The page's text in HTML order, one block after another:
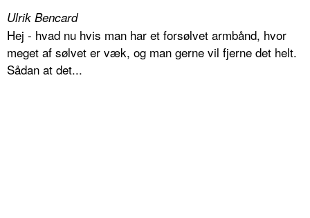
Ulrik Bencard
Hej - hvad nu hvis man har et forsølvet armbånd, hvor
meget af sølvet er væk, og man gerne vil fjerne det helt.
Sådan at det...